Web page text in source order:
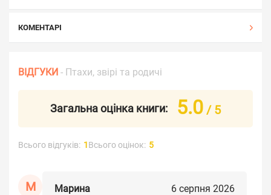
КОМЕНТАРІ
ВІДГУКИ - Птахи, звірі та родичі
Загальна оцінка книги: 5.0 / 5
Всього відгуків: 1Всього оцінок: 5
М Марина 6 серпня 2026